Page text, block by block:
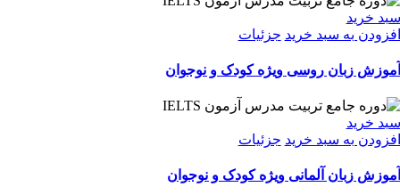
سبد خرید
افزودن به سبد خرید جزئیات
آموزش زبان روسی ویژه کودک و نوجوان
سبد خرید
افزودن به سبد خرید جزئیات
آموزش زبان آلمانی ویژه کودک و نوجوان